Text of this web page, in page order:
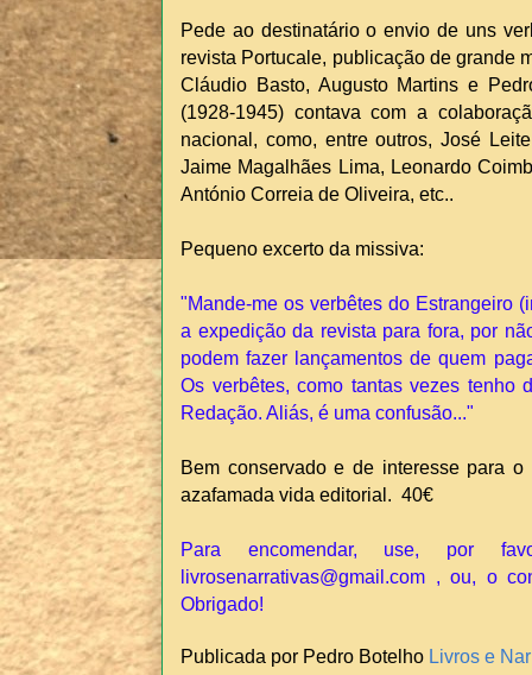
Pede ao destinatário o envio de uns
revista Portucale, publicação de grande
Cláudio Basto, Augusto Martins e
(1928-1945) contava com a
nacional, como, entre outros, José
Jaime Magalhães Lima, Leonardo
António Correia de Oliveira, etc..
Pequeno excerto da missiva:
"Mande-me os verbêtes do Estrangeiro
a expedição da revista para fora, por
podem fazer lançamentos de quem
Os verbêtes, como tantas vezes tenho
Redação. Aliás, é uma confusão..."
Bem conservado e de interesse para
azafamada vida editorial. 40€
Para encomendar, use, por
livrosenarrativas@gmail.com , ou, o
Obrigado!
Publicada por Pedro Botelho Livros e